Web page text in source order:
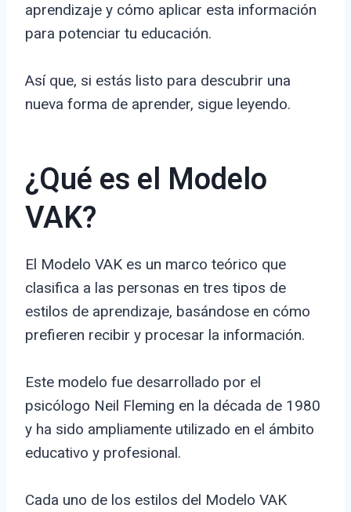
aprendizaje y cómo aplicar esta información
para potenciar tu educación.
Así que, si estás listo para descubrir una
nueva forma de aprender, sigue leyendo.
¿Qué es el Modelo
VAK?
El Modelo VAK es un marco teórico que
clasifica a las personas en tres tipos de
estilos de aprendizaje, basándose en cómo
prefieren recibir y procesar la información.
Este modelo fue desarrollado por el
psicólogo Neil Fleming en la década de 1980
y ha sido ampliamente utilizado en el ámbito
educativo y profesional.
Cada uno de los estilos del Modelo VAK